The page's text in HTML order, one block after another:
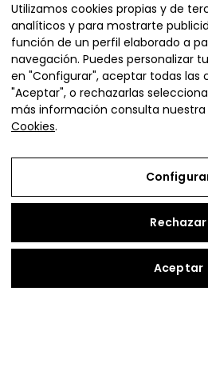
Ejea de los
vivienda@adefo.com
Copyright © 2026 | Vive
Utilizamos cookies propias y de
analíticos y para mostrarte
función de un perfil elaborado a
navegación. Puedes personalizar
en "Configurar", aceptar todas las
"Aceptar", o rechazarlas
más información consulta nuestra
Cookies.
Rechazar
Aceptar